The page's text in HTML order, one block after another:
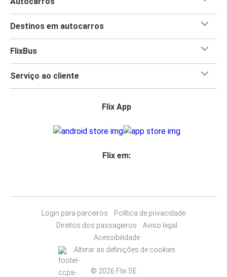
Destinos em autocarros
FlixBus
Serviço ao cliente
Flix App
Flix em:
Login para parceiros
Política de privacidade
Direitos dos passageiros
Aviso legal
Acessibilidade
Alterar as definições de cookies
© 2026 Flix SE